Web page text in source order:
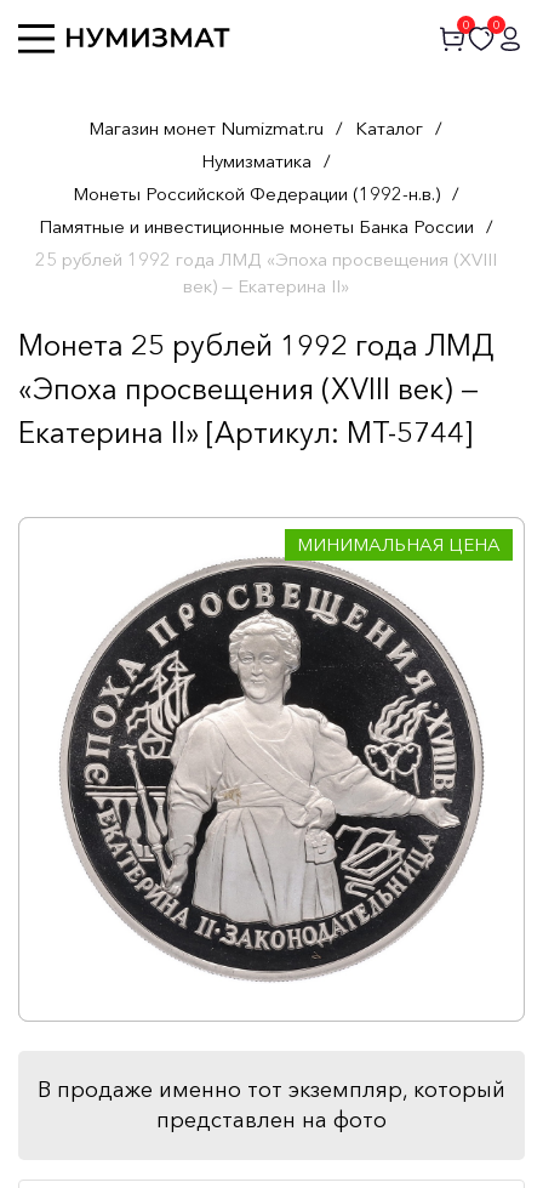
0 0
Магазин монет Numizmat.ru / Каталог /
Нумизматика /
Монеты Российской Федерации (1992-н.в.) /
Памятные и инвестиционные монеты Банка России /
25 рублей 1992 года ЛМД «Эпоха просвещения (XVIII
век) — Екатерина II»
Монета 25 рублей 1992 года ЛМД
«Эпоха просвещения (XVIII век) —
Екатерина II» [Артикул: MT-5744]
МИНИМАЛЬНАЯ ЦЕНА
В продаже именно тот экземпляр, который
представлен на фото